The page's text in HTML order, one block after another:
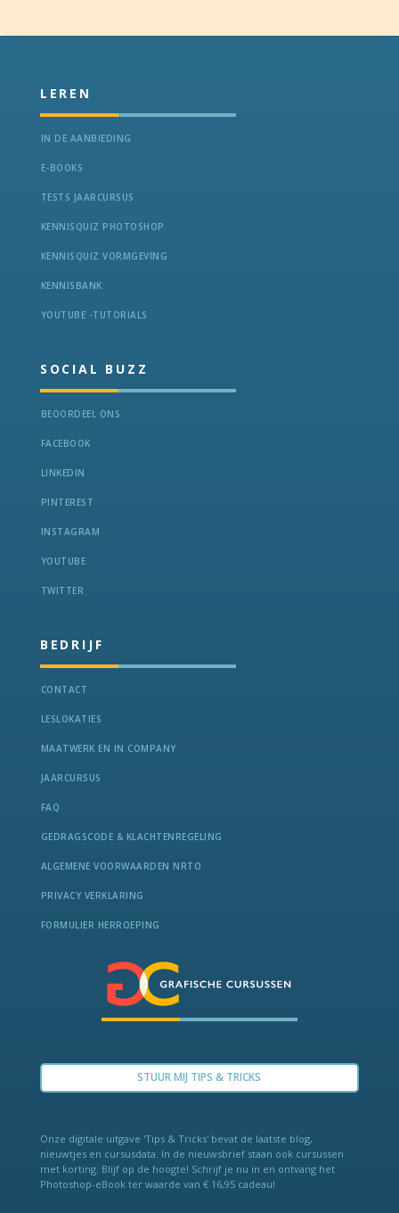
LEREN
IN DE AANBIEDING
E-BOOKS
TESTS JAARCURSUS
KENNISQUIZ PHOTOSHOP
KENNISQUIZ VORMGEVING
KENNISBANK
YOUTUBE -TUTORIALS
SOCIAL BUZZ
BEOORDEEL ONS
FACEBOOK
LINKEDIN
PINTEREST
INSTAGRAM
YOUTUBE
TWITTER
BEDRIJF
CONTACT
LESLOKATIES
MAATWERK EN IN COMPANY
JAARCURSUS
FAQ
GEDRAGSCODE & KLACHTENREGELING
ALGEMENE VOORWAARDEN NRTO
PRIVACY VERKLARING
FORMULIER HERROEPING
STUUR MIJ TIPS & TRICKS
Onze digitale uitgave 'Tips & Tricks' bevat de laat­ste blog,
nieuwtjes en cursus­data. In de nieuws­brief staan ook cur­sus­sen
met kor­ting. Blijf op de hoogte! Schrijf je nu in en ontvang het
Photo­shop-eBook ter waarde van € 16,95 cadeau!